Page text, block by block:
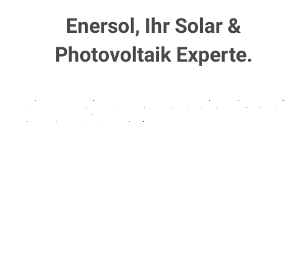
Enersol, Ihr Solar &
Photovoltaik Experte.